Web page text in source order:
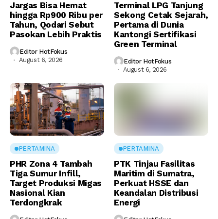
Jargas Bisa Hemat
hingga Rp900 Ribu per
Tahun, Qodari Sebut
Pasokan Lebih Praktis
Editor HotFokus
August 6, 2026
Terminal LPG Tanjung
Sekong Cetak Sejarah,
Pertama di Dunia
Kantongi Sertifikasi
Green Terminal
Editor HotFokus
August 6, 2026
PERTAMINA
PHR Zona 4 Tambah
Tiga Sumur Infill,
Target Produksi Migas
Nasional Kian
Terdongkrak
PERTAMINA
PTK Tinjau Fasilitas
Maritim di Sumatra,
Perkuat HSSE dan
Keandalan Distribusi
Energi